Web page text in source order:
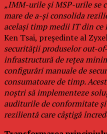
„IMM-urile și MSP-urile se
mare de a-și consolida
același timp medii IT din ce
Ken Tsai, președinte al
securității produselor out-
infrastructură de rețea
configurări manuale de
consumatoare de timp.
noștri să implementeze
auditurile de conformitate și
rezilientă care câștigă